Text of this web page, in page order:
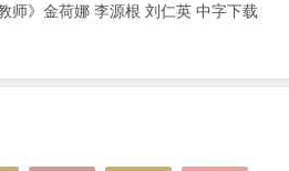
师》金荷娜 李源根 刘仁英 中字下载